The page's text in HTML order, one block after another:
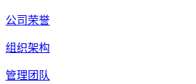
公司荣誉
组织架构
管理团队